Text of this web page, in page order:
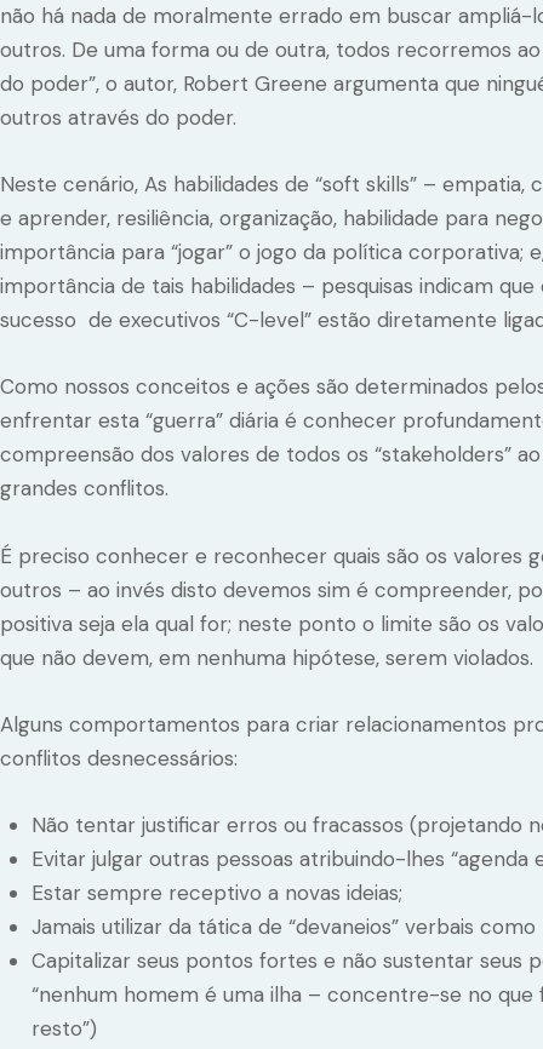
não há nada de moralmente errado em buscar ampliá-
outros. De uma forma ou de outra, todos recorremos
do poder”, o autor, Robert Greene argumenta que
outros através do poder.
Neste cenário, As habilidades de “soft skills” –
e aprender, resiliência, organização, habilidade para
importância para “jogar” o jogo da política corporativa;
importância de tais habilidades – pesquisas indicam
sucesso de executivos “C-level” estão diretamente
Como nossos conceitos e ações são determinados
enfrentar esta “guerra” diária é conhecer
compreensão dos valores de todos os “stakeholders”
grandes conflitos.
É preciso conhecer e reconhecer quais são os valores
outros – ao invés disto devemos sim é compreender,
positiva seja ela qual for; neste ponto o limite são os
que não devem, em nenhuma hipótese, serem violados.
Alguns comportamentos para criar relacionamentos
conflitos desnecessários:
Não tentar justificar erros ou fracassos (projetando
Evitar julgar outras pessoas atribuindo-lhes “agenda
Estar sempre receptivo a novas ideias;
Jamais utilizar da tática de “devaneios” verbais
Capitalizar seus pontos fortes e não sustentar seus
“nenhum homem é uma ilha – concentre-se no
resto”)